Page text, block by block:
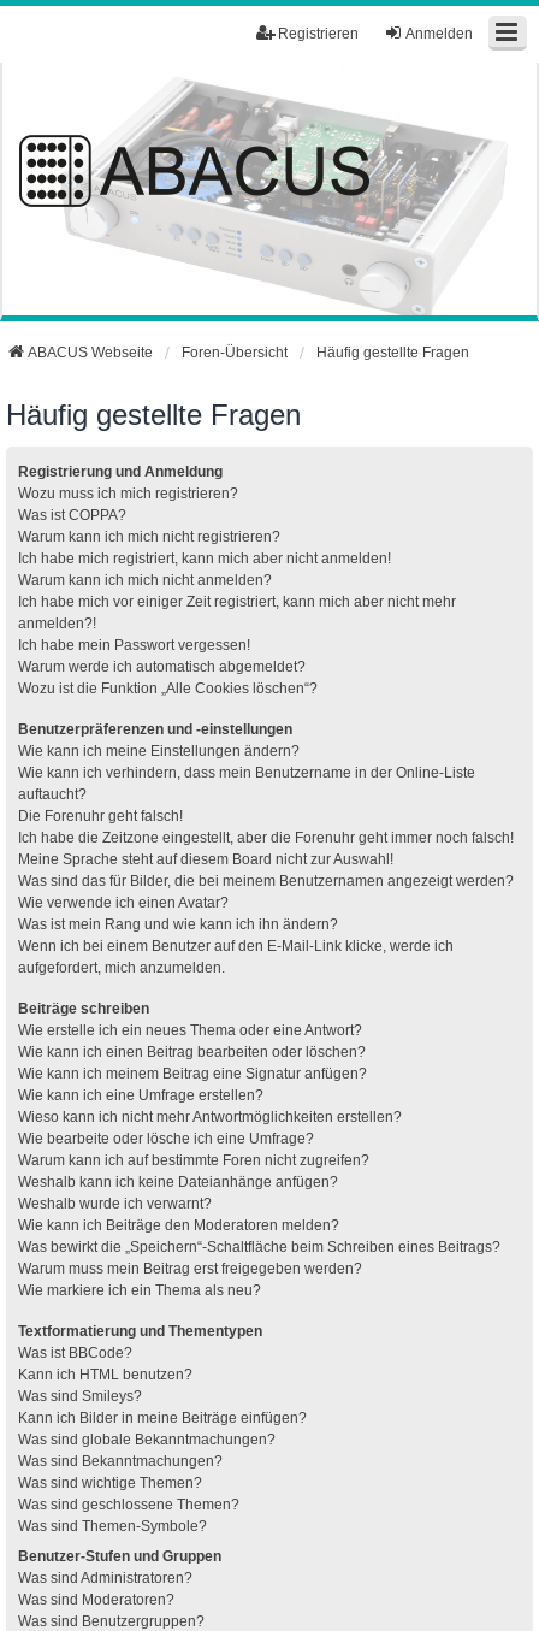
Anmelden
Registrieren
ABACUS Webseite Foren-Übersicht Häufig gestellte Fragen
Häufig gestellte Fragen
Registrierung und Anmeldung
Wozu muss ich mich registrieren?
Was ist COPPA?
Warum kann ich mich nicht registrieren?
Ich habe mich registriert, kann mich aber nicht anmelden!
Warum kann ich mich nicht anmelden?
Ich habe mich vor einiger Zeit registriert, kann mich aber nicht mehr
anmelden?!
Ich habe mein Passwort vergessen!
Warum werde ich automatisch abgemeldet?
Wozu ist die Funktion „Alle Cookies löschen“?
Benutzerpräferenzen und -einstellungen
Wie kann ich meine Einstellungen ändern?
Wie kann ich verhindern, dass mein Benutzername in der Online-Liste
auftaucht?
Die Forenuhr geht falsch!
Ich habe die Zeitzone eingestellt, aber die Forenuhr geht immer noch falsch!
Meine Sprache steht auf diesem Board nicht zur Auswahl!
Was sind das für Bilder, die bei meinem Benutzernamen angezeigt werden?
Wie verwende ich einen Avatar?
Was ist mein Rang und wie kann ich ihn ändern?
Wenn ich bei einem Benutzer auf den E-Mail-Link klicke, werde ich
aufgefordert, mich anzumelden.
Beiträge schreiben
Wie erstelle ich ein neues Thema oder eine Antwort?
Wie kann ich einen Beitrag bearbeiten oder löschen?
Wie kann ich meinem Beitrag eine Signatur anfügen?
Wie kann ich eine Umfrage erstellen?
Wieso kann ich nicht mehr Antwortmöglichkeiten erstellen?
Wie bearbeite oder lösche ich eine Umfrage?
Warum kann ich auf bestimmte Foren nicht zugreifen?
Weshalb kann ich keine Dateianhänge anfügen?
Weshalb wurde ich verwarnt?
Wie kann ich Beiträge den Moderatoren melden?
Was bewirkt die „Speichern“-Schaltfläche beim Schreiben eines Beitrags?
Warum muss mein Beitrag erst freigegeben werden?
Wie markiere ich ein Thema als neu?
Textformatierung und Thementypen
Was ist BBCode?
Kann ich HTML benutzen?
Was sind Smileys?
Kann ich Bilder in meine Beiträge einfügen?
Was sind globale Bekanntmachungen?
Was sind Bekanntmachungen?
Was sind wichtige Themen?
Was sind geschlossene Themen?
Was sind Themen-Symbole?
Benutzer-Stufen und Gruppen
Was sind Administratoren?
Was sind Moderatoren?
Was sind Benutzergruppen?